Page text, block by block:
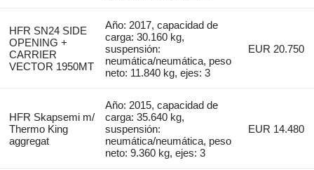
HFR SN24 SIDE
OPENING +
CARRIER
VECTOR 1950MT
Año: 2017, capacidad de
carga: 30.160 kg,
suspensión:
neumática/neumática, peso
neto: 11.840 kg, ejes: 3
EUR 20.750
HFR Skapsemi m/
Thermo King
aggregat
Año: 2015, capacidad de
carga: 35.640 kg,
suspensión:
neumática/neumática, peso
neto: 9.360 kg, ejes: 3
EUR 14.480